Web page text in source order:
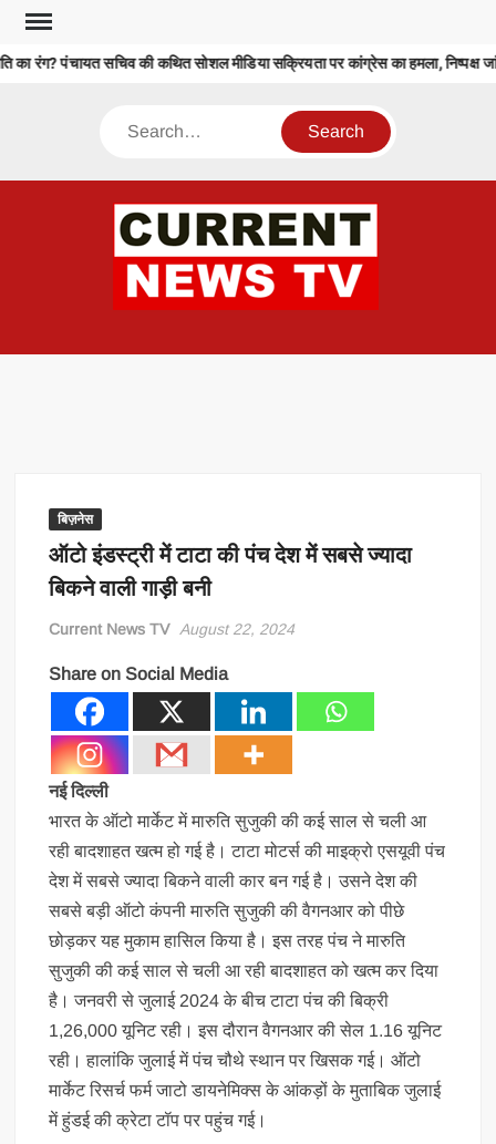
Skip
content
का रंग? पंचायत सचिव की कथित सोशल मीडिया सक्रियता पर कांग्रेस का हमला, निष्पक्ष
Search
बिज़नेस
ऑटो इंडस्ट्री में टाटा की पंच देश में सबसे ज्यादा
बिकने वाली गाड़ी बनी
Current News TV August 22, 2024
Share on Social Media
नई दिल्ली
भारत के ऑटो मार्केट में मारुति सुजुकी की कई साल से चली आ
रही बादशाहत खत्म हो गई है। टाटा मोटर्स की माइक्रो एसयूवी पंच
देश में सबसे ज्यादा बिकने वाली कार बन गई है। उसने देश की
सबसे बड़ी ऑटो कंपनी मारुति सुजुकी की वैगनआर को पीछे
छोड़कर यह मुकाम हासिल किया है। इस तरह पंच ने मारुति
सुजुकी की कई साल से चली आ रही बादशाहत को खत्म कर दिया
है। जनवरी से जुलाई 2024 के बीच टाटा पंच की बिक्री
1,26,000 यूनिट रही। इस दौरान वैगनआर की सेल 1.16 यूनिट
रही। हालांकि जुलाई में पंच चौथे स्थान पर खिसक गई। ऑटो
मार्केट रिसर्च फर्म जाटो डायनेमिक्स के आंकड़ों के मुताबिक जुलाई
में हुंडई की क्रेटा टॉप पर पहुंच गई।